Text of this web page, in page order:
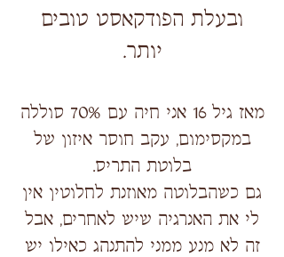
ובעלת הפודקאסט טובים
יותר.
מאז גיל 16 אני חיה עם 70% סוללה
במקסימום, עקב חוסר איזון של
בלוטת התריס.
גם כשהבלוטה מאוזנת לחלוטין אין
לי את האנרגיה שיש לאחרים, אבל
זה לא מנע ממני להתנהג כאילו יש